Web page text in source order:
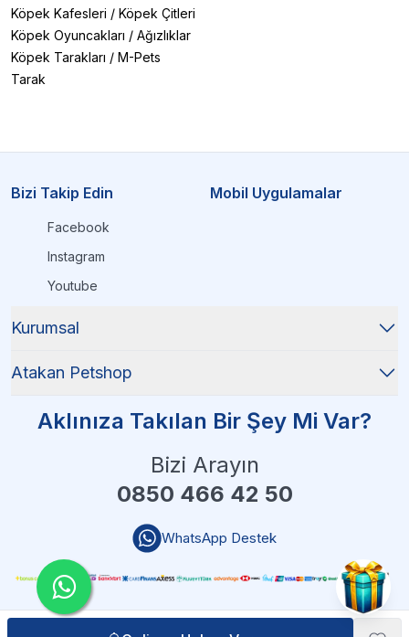
Köpek Kafesleri / Köpek Çitleri
Köpek Oyuncakları / Ağızlıklar
Köpek Tarakları / M-Pets
Tarak
Bizi Takip Edin
Facebook
Instagram
Youtube
Mobil Uygulamalar
Kurumsal
Atakan Petshop
Aklınıza Takılan Bir Şey Mi Var?
Bizi Arayın
0850 466 42 50
WhatsApp Destek